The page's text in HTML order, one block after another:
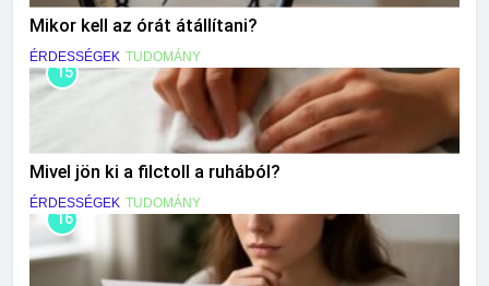
Mikor kell az órát átállítani?
ÉRDESSÉGEK TUDOMÁNY
15
Mivel jön ki a filctoll a ruhából?
ÉRDESSÉGEK TUDOMÁNY
16